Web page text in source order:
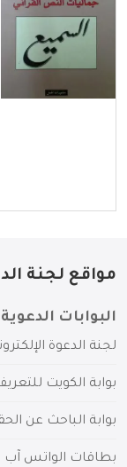
مواقع لجنة
البوابات الدعوية
لجنة الدعوة
بوابة الكويت
بوابة الباحث عن
بطاقات الواتس آب